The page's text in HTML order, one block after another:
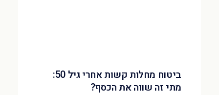
ביטוח מחלות קשות אחרי גיל 50:
מתי זה שווה את הכסף?